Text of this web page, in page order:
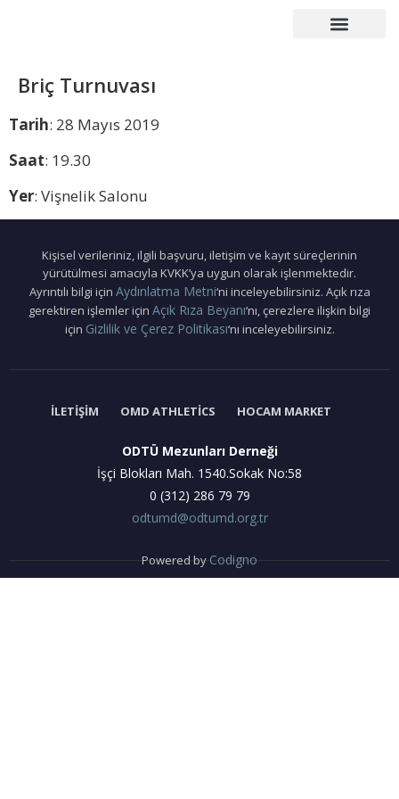
Briç Turnuvası
Tarih: 28 Mayıs 2019
Saat: 19.30
Yer: Vişnelik Salonu
Kişisel verileriniz, ilgili başvuru, iletişim ve kayıt süreçlerinin
yürütülmesi amacıyla KVKK’ya uygun olarak işlenmektedir.
Ayrıntılı bilgi için Aydınlatma Metni‘ni inceleyebilirsiniz. Açık rıza
gerektiren işlemler için Açık Rıza Beyanı‘nı, çerezlere ilişkin bilgi
için Gizlilik ve Çerez Politikası‘nı inceleyebilirsiniz.
İLETIŞIM OMD ATHLETICS HOCAM MARKET
ODTÜ Mezunları Derneği
İşçi Blokları Mah. 1540.Sokak No:58
0 (312) 286 79 79
odtumd@odtumd.org.tr
Powered byCodigno